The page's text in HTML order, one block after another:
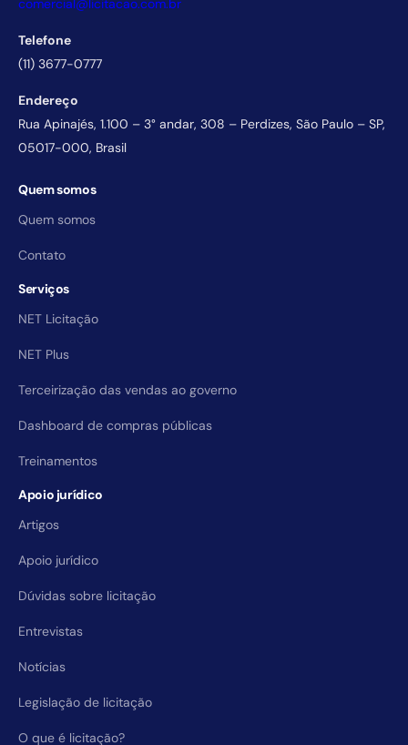
comercial@licitacao.com.br
Telefone
(11) 3677-0777
Endereço
Rua Apinajés, 1.100 – 3° andar, 308 – Perdizes, São Paulo – SP,
05017-000, Brasil
Quem somos
Quem somos
Contato
Serviços
NET Licitação
NET Plus
Terceirização das vendas ao governo
Dashboard de compras públicas
Treinamentos
Apoio jurídico
Artigos
Apoio jurídico
Dúvidas sobre licitação
Entrevistas
Notícias
Legislação de licitação
O que é licitação?